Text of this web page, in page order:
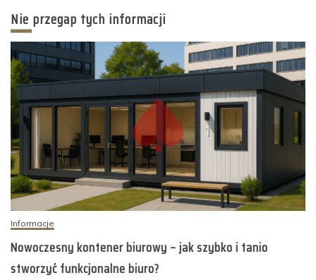
Nie przegap tych informacji
Informacje
Nowoczesny kontener biurowy – jak szybko i tanio
stworzyć funkcjonalne biuro?